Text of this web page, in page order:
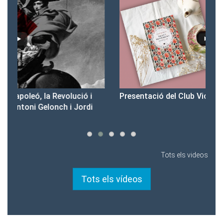
Presentació del Club Victòria
Tots els vídeos